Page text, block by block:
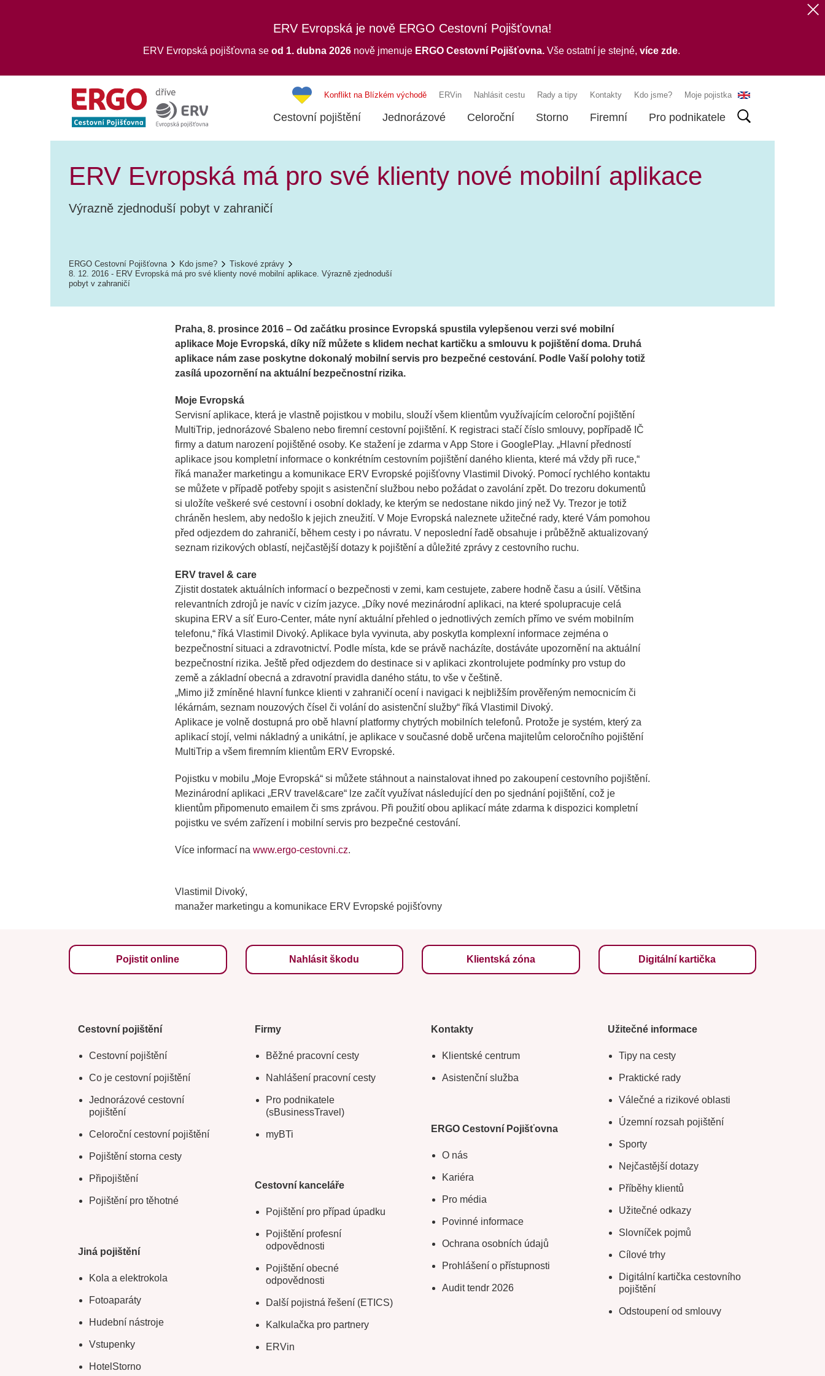
ERV Evropská je nově ERGO Cestovní Pojišťovna!
ERV Evropská pojišťovna se od 1. dubna 2026 nově jmenuje ERGO Cestovní Pojišťovna.Vše ostatní je stejné, více zde.
Konflikt na Blízkém východě ERVin Nahlásit cestu Rady a tipy Kontakty Kdo jsme? Moje pojistka
Cestovní pojištění Jednorázové Celoroční Storno Firemní Pro podnikatele
ERV Evropská má pro své klienty nové mobilní aplikace
Výrazně zjednoduší pobyt v zahraničí
ERGO Cestovní Pojišťovna Kdo jsme?
Tiskové zprávy
8. 12. 2016 - ERV Evropská má pro své klienty nové mobilní aplikace. Výrazně zjednoduší
pobyt v zahraničí
Praha, 8. prosince 2016 – Od začátku prosince Evropská spustila vylepšenou verzi své mobilní
aplikace Moje Evropská, díky níž můžete s klidem nechat kartičku a smlouvu k pojištění doma. Druhá
aplikace nám zase poskytne dokonalý mobilní servis pro bezpečné cestování. Podle Vaší polohy totiž
zasílá upozornění na aktuální bezpečnostní rizika.
Moje Evropská
Servisní aplikace, která je vlastně pojistkou v mobilu, slouží všem klientům využívajícím celoroční pojištění
MultiTrip, jednorázové Sbaleno nebo firemní cestovní pojištění. K registraci stačí číslo smlouvy, popřípadě IČ
firmy a datum narození pojištěné osoby. Ke stažení je zdarma v App Store i GooglePlay. „Hlavní předností
aplikace jsou kompletní informace o konkrétním cestovním pojištění daného klienta, které má vždy při ruce,“
říká manažer marketingu a komunikace ERV Evropské pojišťovny Vlastimil Divoký. Pomocí rychlého kontaktu
se můžete v případě potřeby spojit s asistenční službou nebo požádat o zavolání zpět. Do trezoru dokumentů
si uložíte veškeré své cestovní i osobní doklady, ke kterým se nedostane nikdo jiný než Vy. Trezor je totiž
chráněn heslem, aby nedošlo k jejich zneužití. V Moje Evropská naleznete užitečné rady, které Vám pomohou
před odjezdem do zahraničí, během cesty i po návratu. V neposlední řadě obsahuje i průběžně aktualizovaný
seznam rizikových oblastí, nejčastější dotazy k pojištění a důležité zprávy z cestovního ruchu.
ERV travel & care
Zjistit dostatek aktuálních informací o bezpečnosti v zemi, kam cestujete, zabere hodně času a úsilí. Většina
relevantních zdrojů je navíc v cizím jazyce. „Díky nové mezinárodní aplikaci, na které spolupracuje celá
skupina ERV a síť Euro-Center, máte nyní aktuální přehled o jednotlivých zemích přímo ve svém mobilním
telefonu,“říká Vlastimil Divoký. Aplikace byla vyvinuta, aby poskytla komplexní informace zejména o
bezpečnostní situaci a zdravotnictví. Podle místa, kde se právě nacházíte, dostáváte upozornění na aktuální
bezpečnostní rizika. Ještě před odjezdem do destinace si v aplikaci zkontrolujete podmínky pro vstup do
země a základní obecná a zdravotní pravidla daného státu, to vše v češtině.
„Mimo již zmíněné hlavní funkce klienti v zahraničí ocení i navigaci k nejbližším prověřeným nemocnicím či
lékárnám, seznam nouzových čísel či volání do asistenční služby“říká Vlastimil Divoký.
Aplikace je volně dostupná pro obě hlavní platformy chytrých mobilních telefonů. Protože je systém, který za
aplikací stojí, velmi nákladný a unikátní, je aplikace v současné době určena majitelům celoročního pojištění
MultiTrip a všem firemním klientům ERV Evropské.
Pojistku v mobilu „Moje Evropská“ si můžete stáhnout a nainstalovat ihned po zakoupení cestovního pojištění.
Mezinárodní aplikaci „ERV travel&care“ lze začít využívat následující den po sjednání pojištění, což je
klientům připomenuto emailem či sms zprávou. Při použití obou aplikací máte zdarma k dispozici kompletní
pojistku ve svém zařízení i mobilní servis pro bezpečné cestování.
Více informací na www.ergo-cestovni.cz.
Vlastimil Divoký,
manažer marketingu a komunikace ERV Evropské pojišťovny
Pojistit online Nahlásit škodu Klientská zóna Digitální kartička
Cestovní pojištění
Cestovní pojištění
Co je cestovní pojištění
Jednorázové cestovní
pojištění
Celoroční cestovní pojištění
Pojištění storna cesty
Připojištění
Pojištění pro těhotné
Jiná pojištění
Kola a elektrokola
Fotoaparáty
Hudební nástroje
Vstupenky
HotelStorno
Firmy
Běžné pracovní cesty
Nahlášení pracovní cesty
Pro podnikatele
(sBusinessTravel)
myBTi
Cestovní kanceláře
Pojištění pro případ úpadku
Pojištění profesní
odpovědnosti
Pojištění obecné
odpovědnosti
Další pojistná řešení (ETICS)
Kalkulačka pro partnery
ERVin
Kontakty
Klientské centrum
Asistenční služba
ERGO Cestovní Pojišťovna
O nás
Kariéra
Pro média
Povinné informace
Ochrana osobních údajů
Prohlášení o přístupnosti
Audit tendr 2026
Užitečné informace
Tipy na cesty
Praktické rady
Válečné a rizikové oblasti
Územní rozsah pojištění
Sporty
Nejčastější dotazy
Příběhy klientů
Užitečné odkazy
Slovníček pojmů
Cílové trhy
Digitální kartička cestovního
pojištění
Odstoupení od smlouvy